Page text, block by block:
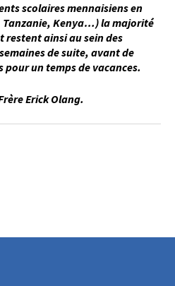
scolaires mennaisiens en
Tanzanie, Kenya…) la majorité
restent ainsi au sein des
de suite, avant de
un temps de vacances.
Erick Olang.